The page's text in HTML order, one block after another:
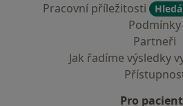
Pracovní příležitosti
Podmínky
Partneři
Jak řadíme výsledky
Pro